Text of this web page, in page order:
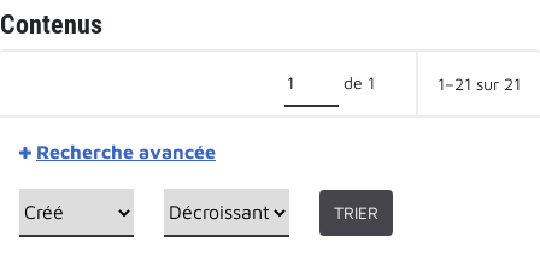
Contenus
de 1 1–21 sur 21
Recherche avancée
TRIER